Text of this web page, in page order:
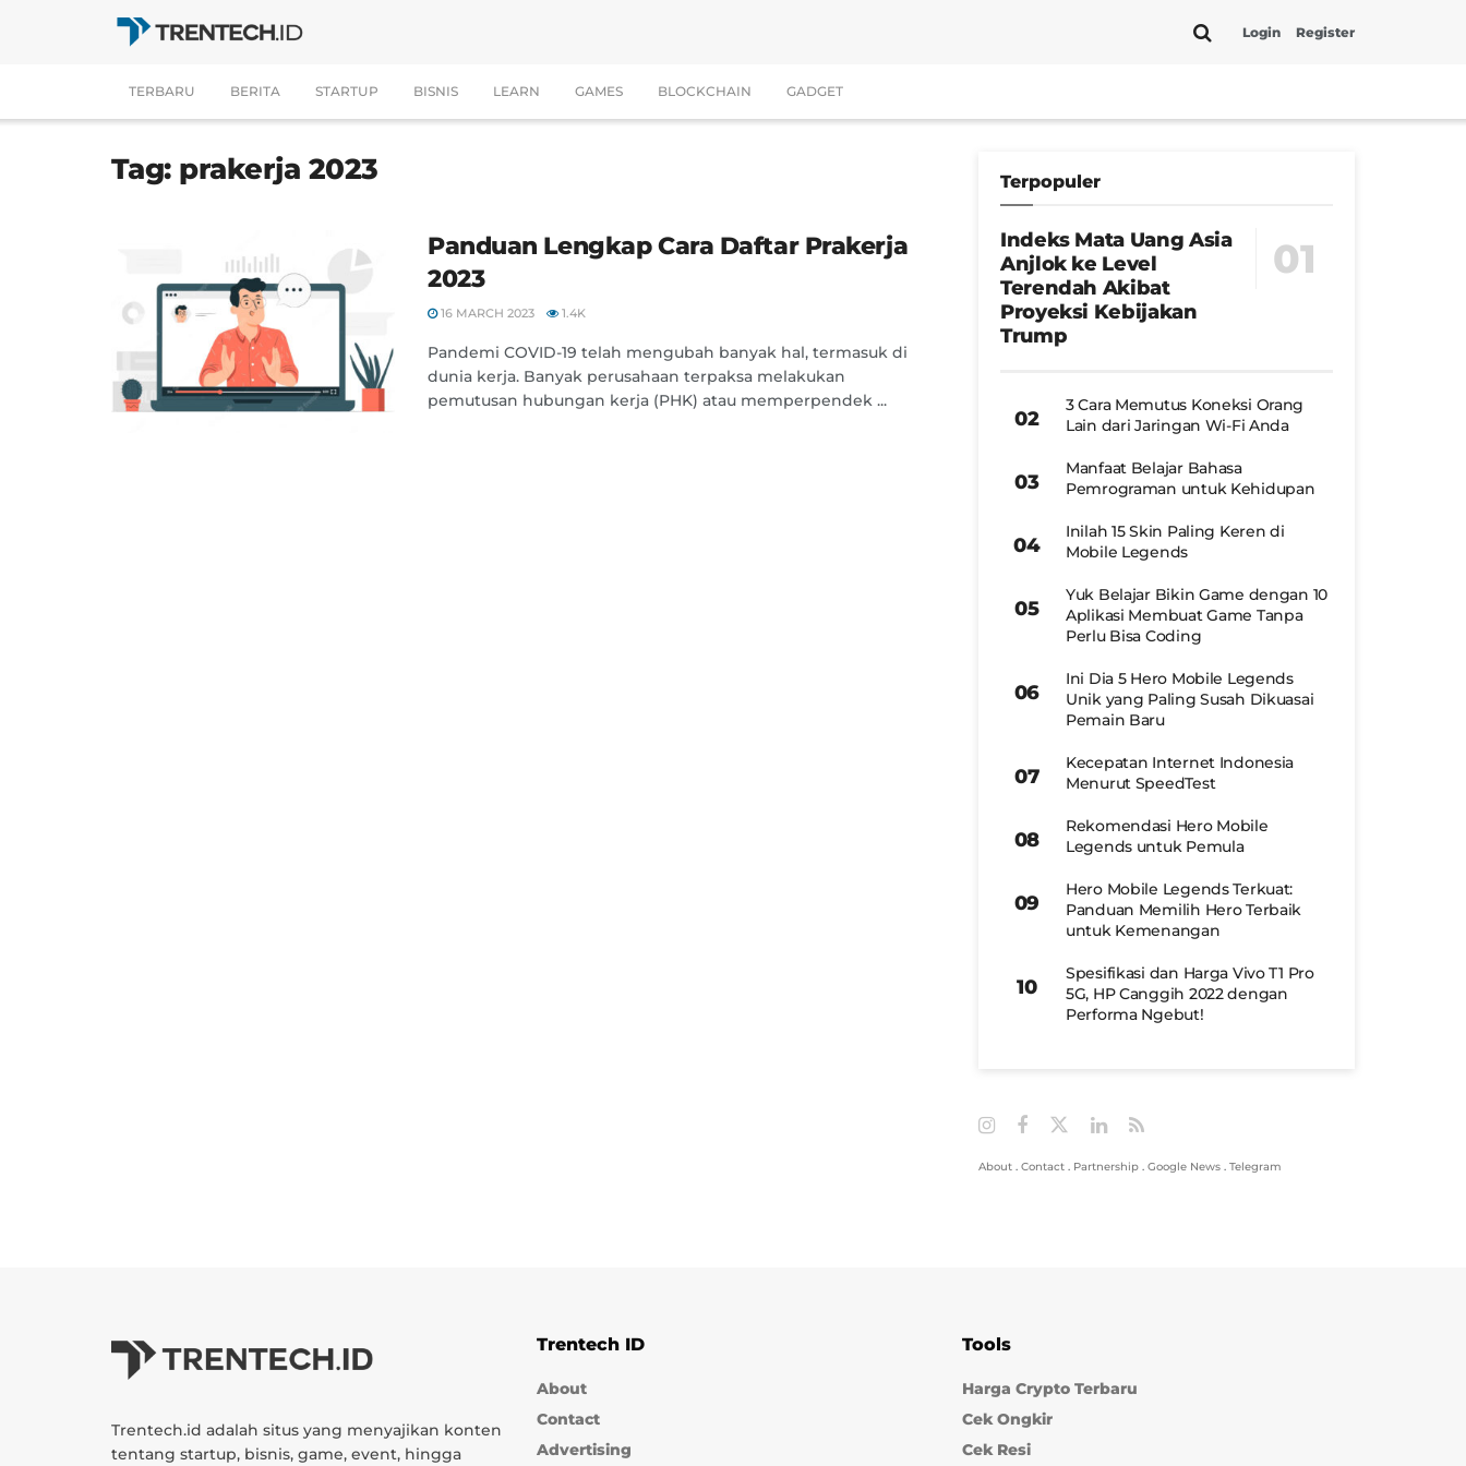
Login Register
TERBARU BERITA STARTUP BISNIS LEARN GAMES BLOCKCHAIN GADGET
Tag: prakerja 2023
Panduan Lengkap Cara Daftar Prakerja
2023
16 MARCH 2023 1.4K
Pandemi COVID-19 telah mengubah banyak hal, termasuk di
dunia kerja. Banyak perusahaan terpaksa melakukan
pemutusan hubungan kerja (PHK) atau memperpendek ...
Terpopuler
Indeks Mata Uang Asia
Anjlok ke Level
Terendah Akibat
Proyeksi Kebijakan
Trump
3 Cara Memutus Koneksi Orang
Lain dari Jaringan Wi-Fi Anda
Manfaat Belajar Bahasa
Pemrograman untuk Kehidupan
Inilah 15 Skin Paling Keren di
Mobile Legends
Yuk Belajar Bikin Game dengan 10
Aplikasi Membuat Game Tanpa
Perlu Bisa Coding
Ini Dia 5 Hero Mobile Legends
Unik yang Paling Susah Dikuasai
Pemain Baru
Kecepatan Internet Indonesia
Menurut SpeedTest
Rekomendasi Hero Mobile
Legends untuk Pemula
Hero Mobile Legends Terkuat:
Panduan Memilih Hero Terbaik
untuk Kemenangan
Spesifikasi dan Harga Vivo T1 Pro
5G, HP Canggih 2022 dengan
Performa Ngebut!
About . Contact . Partnership . Google News . Telegram
Trentech.id adalah situs yang menyajikan konten
tentang startup, bisnis, game, event, hingga
Trentech ID
About
Contact
Advertising
Tools
Harga Crypto Terbaru
Cek Ongkir
Cek Resi